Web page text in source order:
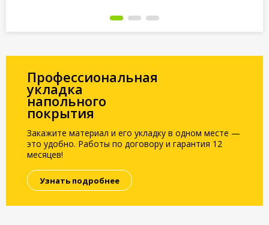
Профессиональная
укладка
напольного
покрытия
Закажите материал и его укладку в одном месте —
это удобно. Работы по договору и гарантия 12
месяцев!
Узнать подробнее